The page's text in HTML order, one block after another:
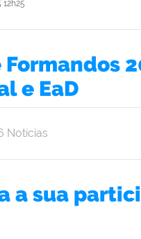
Formandos
e EaD
Notícias
a sua